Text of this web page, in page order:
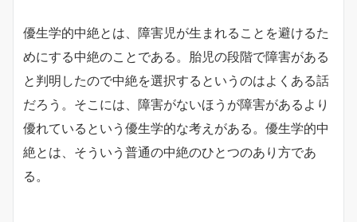
優生学的中絶とは、障害児が生まれることを避けるた
めにする中絶のことである。胎児の段階で障害がある
と判明したので中絶を選択するというのはよくある話
だろう。そこには、障害がないほうが障害があるより
優れているという優生学的な考えがある。優生学的中
絶とは、そういう普通の中絶のひとつのあり方であ
る。